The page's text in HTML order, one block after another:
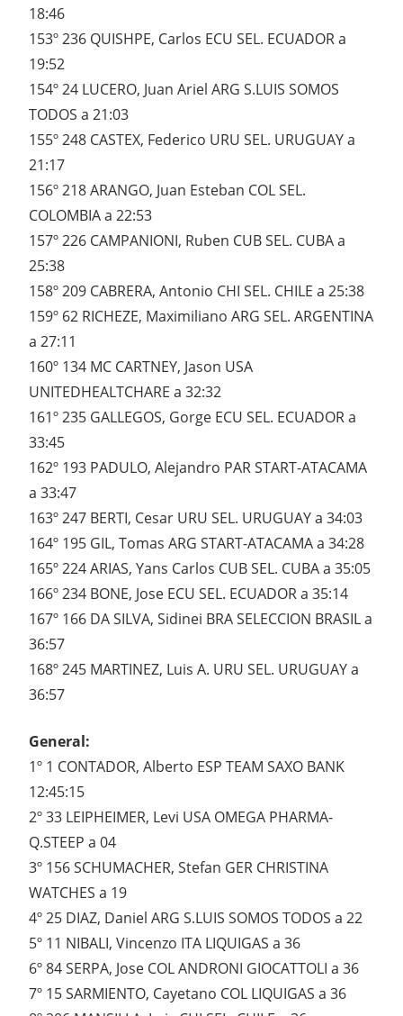
18:46
153º 236 QUISHPE, Carlos ECU SEL. ECUADOR a
19:52
154º 24 LUCERO, Juan Ariel ARG S.LUIS SOMOS
TODOS a 21:03
155º 248 CASTEX, Federico URU SEL. URUGUAY a
21:17
156º 218 ARANGO, Juan Esteban COL SEL.
COLOMBIA a 22:53
157º 226 CAMPANIONI, Ruben CUB SEL. CUBA a
25:38
158º 209 CABRERA, Antonio CHI SEL. CHILE a 25:38
159º 62 RICHEZE, Maximiliano ARG SEL. ARGENTINA
a 27:11
160º 134 MC CARTNEY, Jason USA
UNITEDHEALTCHARE a 32:32
161º 235 GALLEGOS, Gorge ECU SEL. ECUADOR a
33:45
162º 193 PADULO, Alejandro PAR START-ATACAMA
a 33:47
163º 247 BERTI, Cesar URU SEL. URUGUAY a 34:03
164º 195 GIL, Tomas ARG START-ATACAMA a 34:28
165º 224 ARIAS, Yans Carlos CUB SEL. CUBA a 35:05
166º 234 BONE, Jose ECU SEL. ECUADOR a 35:14
167º 166 DA SILVA, Sidinei BRA SELECCION BRASIL a
36:57
168º 245 MARTINEZ, Luis A. URU SEL. URUGUAY a
36:57
General:
1º 1 CONTADOR, Alberto ESP TEAM SAXO BANK
12:45:15
2º 33 LEIPHEIMER, Levi USA OMEGA PHARMA-
Q.STEEP a 04
3º 156 SCHUMACHER, Stefan GER CHRISTINA
WATCHES a 19
4º 25 DIAZ, Daniel ARG S.LUIS SOMOS TODOS a 22
5º 11 NIBALI, Vincenzo ITA LIQUIGAS a 36
6º 84 SERPA, Jose COL ANDRONI GIOCATTOLI a 36
7º 15 SARMIENTO, Cayetano COL LIQUIGAS a 36